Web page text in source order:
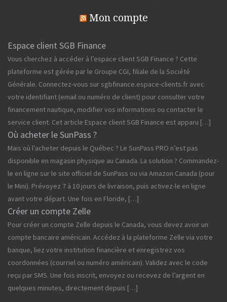
Mon compte
Espace client SGB Finance
Vous cherchez à accéder à l’espace client SGB Finance ? Cette
plateforme est gérée par le Groupe CGI, filiale de la Société
Générale. Connectez-vous sur sgbfinance.espace-clients.fr avec
votre identifiant (email ou numéro de client) pour consulter votre
financement nautique, modifier vos informations ou contacter le
service client. Cet article Espace client SGB Finance est apparu […]
Où acheter le SunPass ?
Mais où l’acheter depuis le Québec ? Le SunPass PRO n’est pas
disponible en magasin physique au Canada. La solution ? Commandez-
le en ligne sur le site officiel de SunPass ou via Amazon Canada (pour
le Mini). Prévoyez 7 à 10 jours de livraison, puis activez-le en ligne
avant votre départ. Une fois en Floride, […]
Créer un compte Zelle
Pour créer un compte Zelle depuis le Canada, vous devez avoir un
compte bancaire américain. Accédez à la plateforme Zelle via votre
banque, liez votre institution financière et enregistrez vos
coordonnées (courriel ou numéro américain). Validez avec le code
reçu par SMS. Une fois inscrit, envoyez ou recevez de l’argent en
quelques minutes, directement depuis […]